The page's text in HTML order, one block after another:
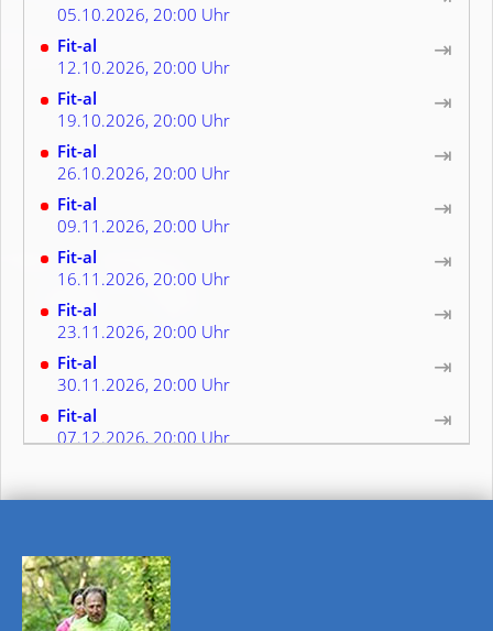
05.10.2026, 20:00 Uhr
⇥
Fit-al
12.10.2026, 20:00 Uhr
⇥
Fit-al
19.10.2026, 20:00 Uhr
⇥
Fit-al
26.10.2026, 20:00 Uhr
⇥
Fit-al
09.11.2026, 20:00 Uhr
⇥
Fit-al
16.11.2026, 20:00 Uhr
⇥
Fit-al
23.11.2026, 20:00 Uhr
⇥
Fit-al
30.11.2026, 20:00 Uhr
⇥
Fit-al
07.12.2026, 20:00 Uhr
14.12.2026, 20:00 Uhr